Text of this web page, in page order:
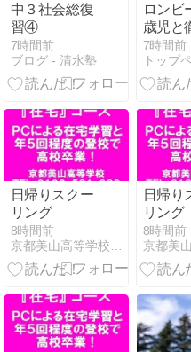
中３社会総復
習④
7時間前
ブログ - 清水塾
ロンビ
歳児と
ビュー
ミから
方・知
7時間前
日帰りスクー
リング
8時間前
京都美山高等学校 教員のブログ
日帰り
リング
8時間前